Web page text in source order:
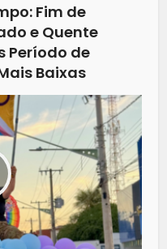
Fim de
e Quente
Período de
Baixas